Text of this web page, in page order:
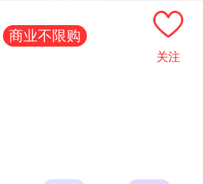
关注
商业不限购